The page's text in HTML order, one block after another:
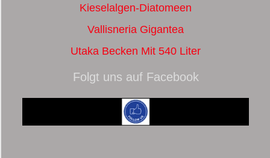
Kieselalgen-Diatomeen
Vallisneria Gigantea
Utaka Becken Mit 540 Liter
Folgt uns auf Facebook